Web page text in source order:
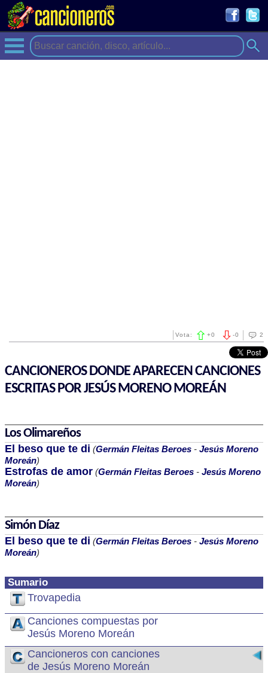
2
-0
Vota: +0
CANCIONEROS DONDE APARECEN CANCIONES
ESCRITAS POR JESÚS MORENO MOREÁN
Sumario
Trovapedia
Canciones compuestas por
Jesús Moreno Moreán
Cancioneros con canciones
de Jesús Moreno Moreán
Los Olimareños
El beso que te di (Germán Fleitas Beroes - Jesús Moreno
Moreán)
Estrofas de amor (Germán Fleitas Beroes - Jesús Moreno
Moreán)
Simón Díaz
El beso que te di (Germán Fleitas Beroes - Jesús Moreno
Moreán)